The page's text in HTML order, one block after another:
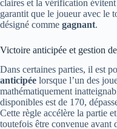
claires et la vérification évitent
garantit que le joueur avec le
désigné comme gagnant.
Victoire anticipée et gestion
Dans certaines parties, il est
anticipée lorsque l’un des
mathématiquement
disponibles est de 170,
Cette règle accélère la partie
toutefois être convenue avant